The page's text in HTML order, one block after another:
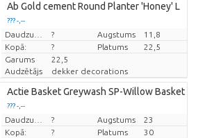
Ab Gold cement Round Planter 'Honey' L
??? -,--
Cena par vienību
? Augstums
11,8
Kopā:
? Platums
22,5
Garums
22,5
Audzētājs
dekker decorations
Actie Basket Greywash SP-Willow Basket L
??? -,--
Cena par vienību
? Augstums
23
Kopā:
? Platums
30